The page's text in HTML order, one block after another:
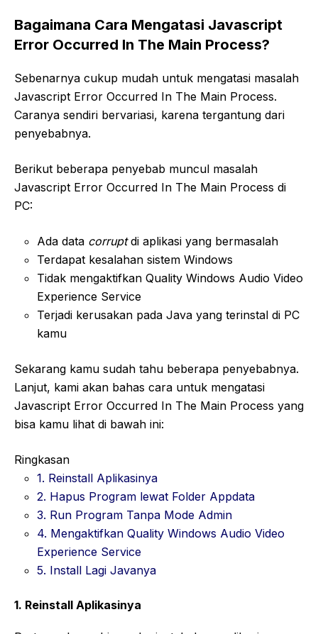
Bagaimana Cara Mengatasi Javascript
Error Occurred In The Main Process?
Sebenarnya cukup mudah untuk mengatasi masalah
Javascript Error Occurred In The Main Process.
Caranya sendiri bervariasi, karena tergantung dari
penyebabnya.
Berikut beberapa penyebab muncul masalah
Javascript Error Occurred In The Main Process di
PC:
Ada data corruptdi aplikasi yang bermasalah
Terdapat kesalahan sistem Windows
Tidak mengaktifkan Quality Windows Audio Video
Experience Service
Terjadi kerusakan pada Java yang terinstal di PC
kamu
Sekarang kamu sudah tahu beberapa penyebabnya.
Lanjut, kami akan bahas cara untuk mengatasi
Javascript Error Occurred In The Main Process yang
bisa kamu lihat di bawah ini:
Ringkasan
1. Reinstall Aplikasinya
2. Hapus Program lewat Folder Appdata
3. Run Program Tanpa Mode Admin
4. Mengaktifkan Quality Windows Audio Video
Experience Service
5. Install Lagi Javanya
1. Reinstall Aplikasinya